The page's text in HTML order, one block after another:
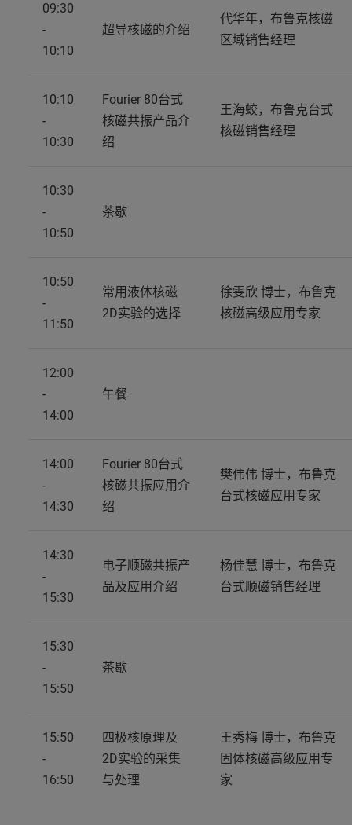
09:30
-
10:10
超导核磁的介绍
代华年，布鲁克核磁
区域销售经理
10:10
-
10:30
Fourier 80台式
核磁共振产品介
绍
王海蛟，布鲁克台式
核磁销售经理
10:30
-
10:50
茶歇
10:50
-
11:50
常用液体核磁
2D实验的选择
徐雯欣 博士，布鲁克
核磁高级应用专家
12:00
-
14:00
午餐
14:00
-
14:30
Fourier 80台式
核磁共振应用介
绍
樊伟伟 博士，布鲁克
台式核磁应用专家
14:30
-
15:30
电子顺磁共振产
品及应用介绍
杨佳慧 博士，布鲁克
台式顺磁销售经理
15:30
-
15:50
茶歇
15:50
-
16:50
四极核原理及
2D实验的采集
与处理
王秀梅 博士，布鲁克
固体核磁高级应用专
家